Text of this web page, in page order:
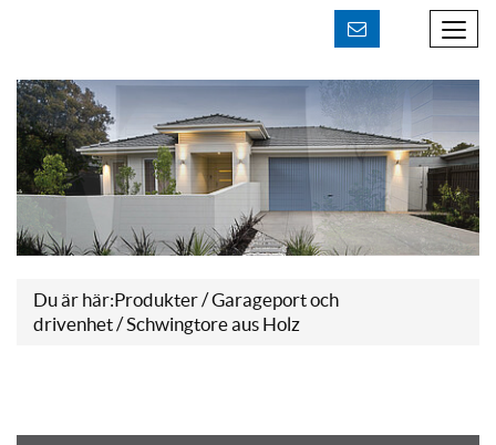
Du är här:Produkter /Garageport och
drivenhet / Schwingtore aus Holz